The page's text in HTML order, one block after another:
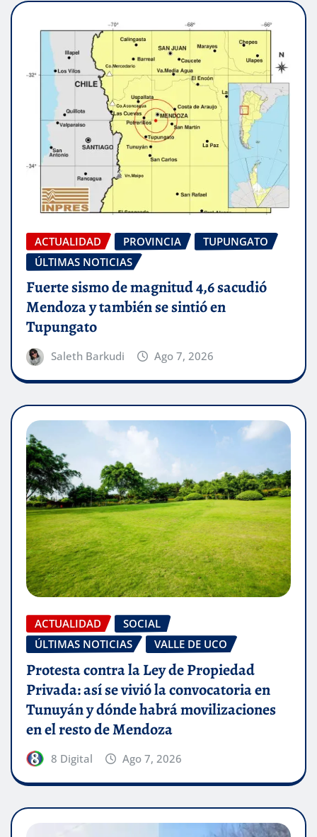
ACTUALIDAD PROVINCIA
TUPUNGATO
ÚLTIMAS NOTICIAS
Fuerte sismo de magnitud 4,6 sacudió
Mendoza y también se sintió en
Tupungato
Saleth Barkudi Ago 7, 2026
ACTUALIDAD
SOCIAL
ÚLTIMAS NOTICIAS
VALLE DE UCO
Protesta contra la Ley de Propiedad
Privada: así se vivió la convocatoria en
Tunuyán y dónde habrá movilizaciones
en el resto de Mendoza
8 Digital Ago 7, 2026